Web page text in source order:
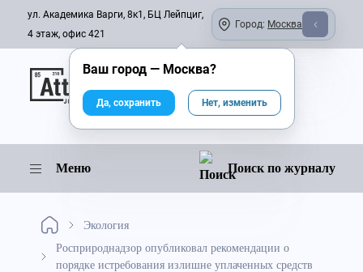
ул. Академика Варги, 8к1, БЦ Лейпциг,
4 этаж, офис 421
Город: Москва
Онлайн-журнал
Меню Поиск по журналу
Экология
Росприроднадзор опубликовал рекомендации о
порядке истребования излишне уплаченных средств
Ваш город — Москва?
Да, сохранить Нет, изменить